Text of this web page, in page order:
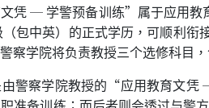
凭 ─ 学警预备训练”属于应用教
包中英）的正式学历，可顺利
察学院将负责教授三个选修科
警察学院教授的“应用教育文